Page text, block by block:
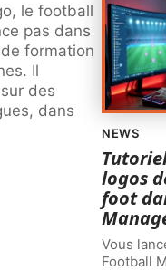
le football
pas dans
formation
Il
des
dans
NEWS
logos
foot
Vous
Football